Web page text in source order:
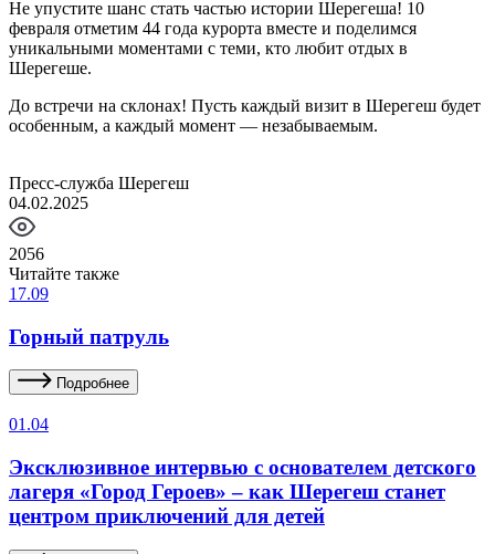
Не упустите шанс стать частью истории Шерегеша! 10
февраля отметим 44 года курорта вместе и поделимся
уникальными моментами с теми, кто любит отдых в
Шерегеше.
До встречи на склонах! Пусть каждый визит в Шерегеш будет
особенным, а каждый момент — незабываемым.
Пресс-служба Шерегеш
04.02.2025
2056
Читайте также
17.09
Горный патруль
Подробнее
01.04
Эксклюзивное интервью с основателем детского
лагеря «Город Героев» – как Шерегеш станет
центром приключений для детей